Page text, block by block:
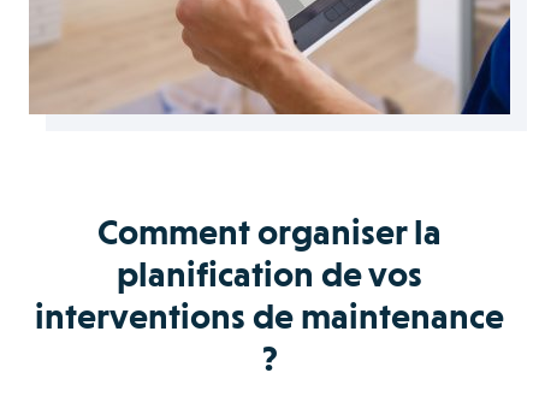
Comment organiser la
planification de vos
interventions de maintenance
?